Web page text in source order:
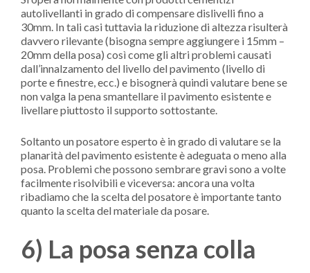
autolivellanti in grado di compensare dislivelli fino a
30mm. In tali casi tuttavia la riduzione di altezza risulterà
davvero rilevante (bisogna sempre aggiungere i 15mm –
20mm della posa) così come gli altri problemi causati
dall’innalzamento del livello del pavimento (livello di
porte e finestre, ecc.) e bisognerà quindi valutare bene se
non valga la pena smantellare il pavimento esistente e
livellare piuttosto il supporto sottostante.
Soltanto un posatore esperto è in grado di valutare se la
planarità del pavimento esistente è adeguata o meno alla
posa. Problemi che possono sembrare gravi sono a volte
facilmente risolvibili e viceversa: ancora una volta
ribadiamo che la scelta del posatore è importante tanto
quanto la scelta del materiale da posare.
6) La posa senza colla